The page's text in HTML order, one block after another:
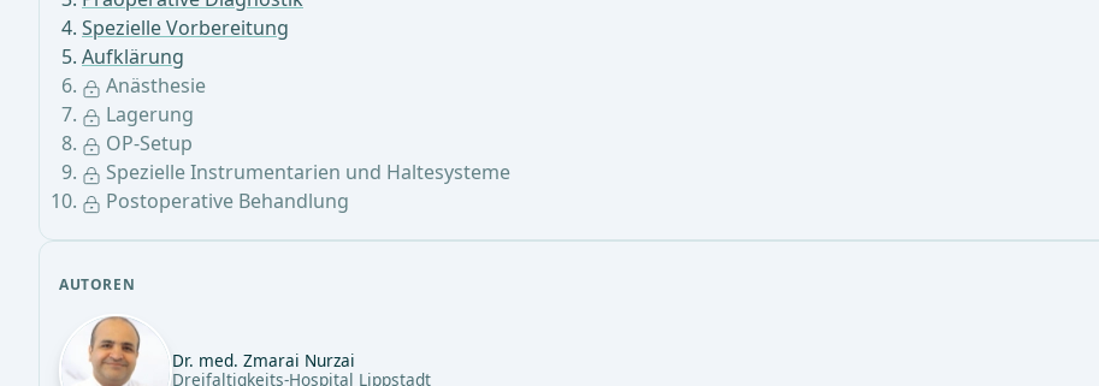
Spezielle Vorbereitung
Aufklärung
Anästhesie
Lagerung
OP-Setup
Spezielle Instrumentarien und Haltesysteme
Postoperative Behandlung
AUTOREN
Dr. med. Zmarai Nurzai
Dreifaltigkeits-Hospital Lippstadt